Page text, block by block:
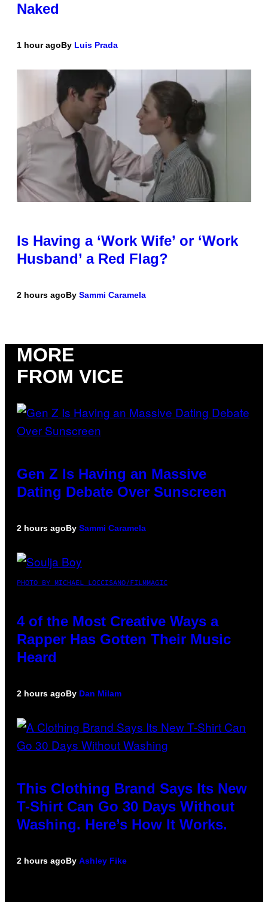
Naked
1 hour agoBy Luis Prada
Is Having a ‘Work Wife’ or ‘Work
Husband’ a Red Flag?
2 hours agoBy Sammi Caramela
MORE
FROM VICE
Gen Z Is Having an Massive
Dating Debate Over Sunscreen
2 hours agoBy Sammi Caramela
PHOTO BY MICHAEL LOCCISANO/FILMMAGIC
4 of the Most Creative Ways a
Rapper Has Gotten Their Music
Heard
2 hours agoBy Dan Milam
This Clothing Brand Says Its New
T-Shirt Can Go 30 Days Without
Washing. Here’s How It Works.
2 hours agoBy Ashley Fike